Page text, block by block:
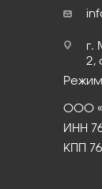
г.
2,
Режим
ООО
ИНН
КПП